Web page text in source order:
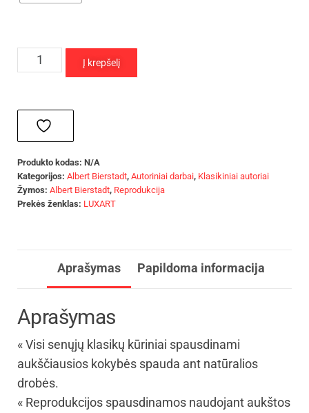
Į krepšelį
Produkto kodas: N/A
Kategorijos: Albert Bierstadt, Autoriniai darbai, Klasikiniai autoriai
Žymos: Albert Bierstadt, Reprodukcija
Prekės ženklas: LUXART
Aprašymas Papildoma informacija
Aprašymas
« Visi senųjų klasikų kūriniai spausdinami
aukščiausios kokybės spauda ant natūralios
drobės.
« Reprodukcijos spausdinamos naudojant aukštos